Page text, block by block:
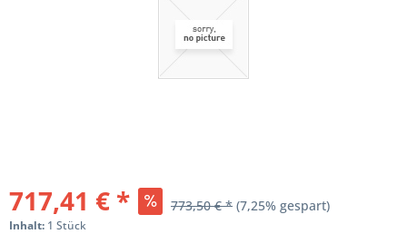
717,41 € * 773,50 € * (7,25% gespart)
Inhalt: 1 Stück